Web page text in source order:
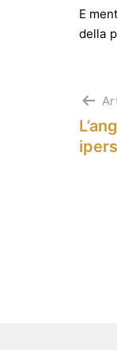
E
della